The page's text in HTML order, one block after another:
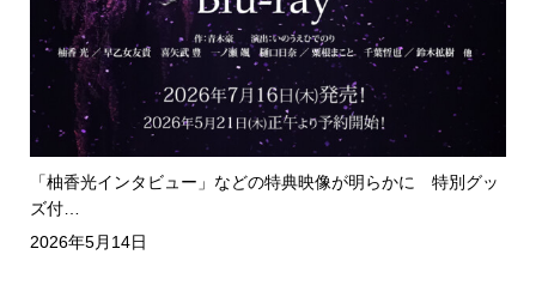
「柚香光インタビュー」などの特典映像が明らかに 特別グッ
ズ付…
2026年5月14日